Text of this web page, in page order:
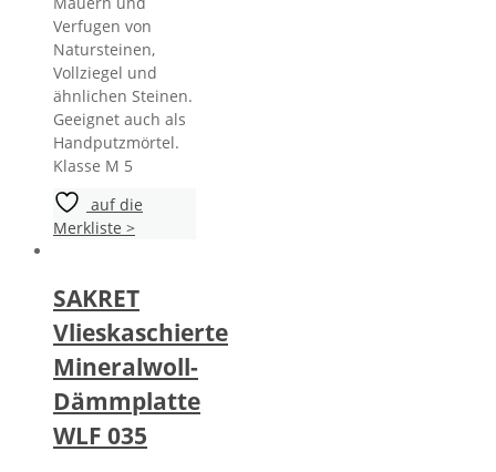
Verfugen von
Natursteinen,
Vollziegel und
ähnlichen Steinen.
Geeignet auch als
Handputzmörtel.
Klasse M 5
auf die
Merkliste >
SAKRET
Vlieskaschierte
Mineralwoll-
Dämmplatte
WLF 035